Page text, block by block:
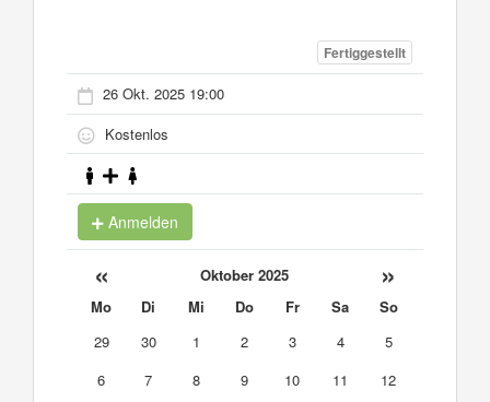
Fertiggestellt
26 Okt. 2025 19:00
Kostenlos
Anmelden
« Oktober 2025 »
Mo Di Mi Do Fr Sa
So
29
30 1 2 3 4
5
6
7 8 9 10 11
12